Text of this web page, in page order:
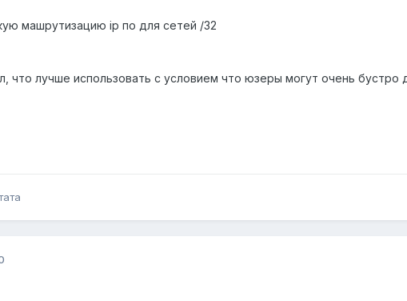
машрутизацию ip по для сетей /32
что лучше использовать с условием что юзеры могут очень бустро